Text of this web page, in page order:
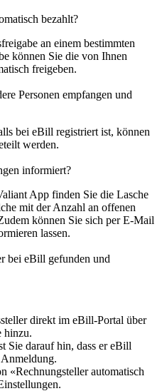
bezahlt?
an einem bestimmten
können Sie die von Ihnen
freigeben.
Personen empfangen und
bei eBill registriert ist, können
werden.
informiert?
App finden Sie die Lasche
mit der Anzahl an offenen
können Sie sich per E-Mail
lassen.
bei eBill gefunden und
direkt im eBill-Portal über
hinzu.
Sie darauf hin, dass er eBill
«Rechnungsteller automatisch